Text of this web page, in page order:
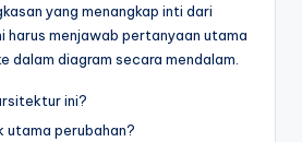
yang menangkap inti dari
harus menjawab pertanyaan utama
dalam diagram secara mendalam.
ini?
utama perubahan?